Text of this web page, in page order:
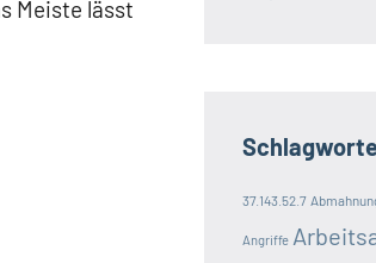
Meiste lässt
37.143.52.7
Angriffe